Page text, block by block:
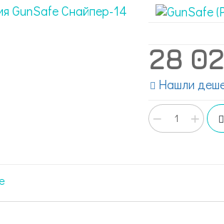
28
Нашли
− +